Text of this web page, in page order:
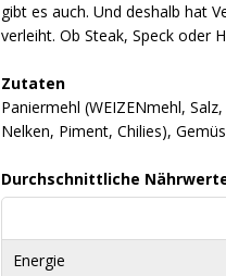
gibt es auch. Und deshalb hat
verleiht. Ob Steak, Speck oder
Zutaten
Paniermehl (WEIZENmehl,
Nelken, Piment, Chilies),
Durchschnittliche
Energie